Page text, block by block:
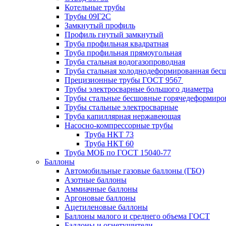
Котельные трубы
Трубы 09Г2С
Замкнутый профиль
Профиль гнутый замкнутый
Труба профильная квадратная
Труба профильная прямоугольная
Труба стальная водогазопроводная
Труба стальная холоднодеформированная
Прецизионные трубы ГОСТ 9567
Трубы электросварные большого диаметра
Трубы стальные бесшовные
Трубы стальные электросварные
Труба капиллярная нержавеющая
Насосно-компрессорные трубы
Труба НКТ 73
Труба НКТ 60
Труба МОБ по ГОСТ 15040-77
Баллоны
Автомобильные газовые баллоны (ГБО)
Азотные баллоны
Аммиачные баллоны
Аргоновые баллоны
Ацетиленовые баллоны
Баллоны малого и среднего объема ГОСТ